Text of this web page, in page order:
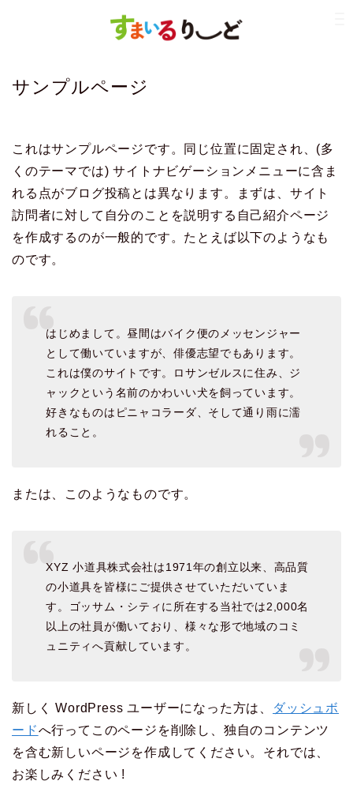
サンプルページ
これはサンプルページです。同じ位置に固定され、(多
くのテーマでは) サイトナビゲーションメニューに含ま
れる点がブログ投稿とは異なります。まずは、サイト
訪問者に対して自分のことを説明する自己紹介ページ
を作成するのが一般的です。たとえば以下のようなも
のです。
はじめまして。昼間はバイク便のメッセンジャー
として働いていますが、俳優志望でもあります。
これは僕のサイトです。ロサンゼルスに住み、ジ
ャックという名前のかわいい犬を飼っています。
好きなものはピニャコラーダ、そして通り雨に濡
れること。
または、このようなものです。
XYZ 小道具株式会社は1971年の創立以来、高品質
の小道具を皆様にご提供させていただいていま
す。ゴッサム・シティに所在する当社では2,000名
以上の社員が働いており、様々な形で地域のコミ
ュニティへ貢献しています。
新しく WordPress ユーザーになった方は、
ダッシュボ
ードへ行ってこのページを削除し、独自のコンテンツ
を含む新しいページを作成してください。それでは、
お楽しみください !